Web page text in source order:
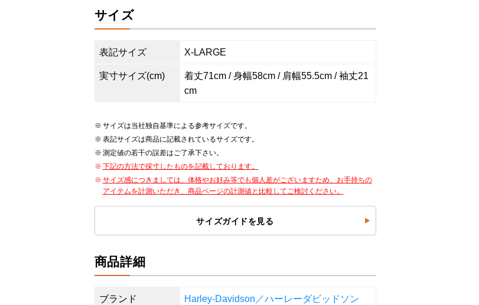
サイズ
表記サイズ X-LARGE
実寸サイズ(cm)
着丈71cm / 身幅58cm / 肩幅55.5cm / 袖丈21
cm
サイズは当社独自基準による参考サイズです。
表記サイズは商品に記載されているサイズです。
測定値の若干の誤差はご了承下さい。
下記の方法で採寸したものを記載しております。
サイズ感につきましては、体格やお好み等でも個人差がございますため、お手持ちの
アイテムを計測いただき、商品ページの計測値と比較してご検討ください。
サイズガイドを見る
商品詳細
ブランド Harley-Davidson／ハーレーダビッドソン